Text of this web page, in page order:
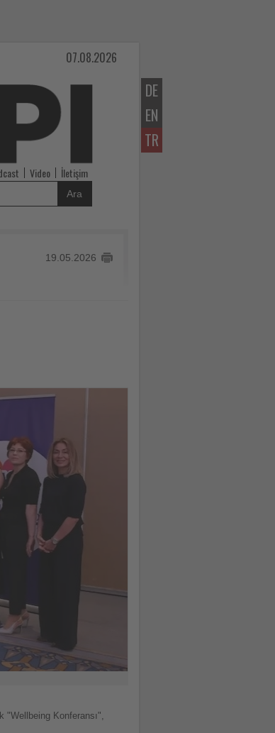
DE
EN
TR
07.08.2026
Video İletişim
Ara
19.05.2026
"Wellbeing Konferansı",